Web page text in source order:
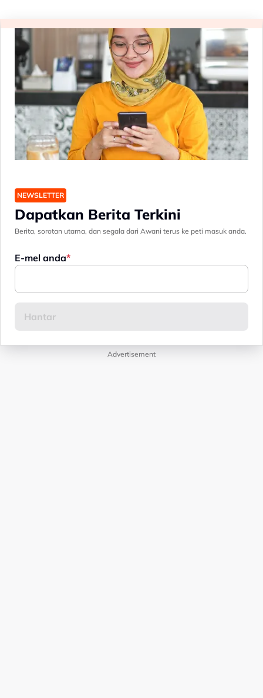
NEWSLETTER
Dapatkan Berita Terkini
Berita, sorotan utama, dan segala dari Awani terus ke peti masuk anda.
E-mel anda
Advertisement